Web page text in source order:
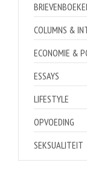
COLUMNS &
ECONOMIE &
ESSAYS
LIFESTYLE
OPVOEDING
SEKSUALITEIT